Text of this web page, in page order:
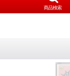
商品検索